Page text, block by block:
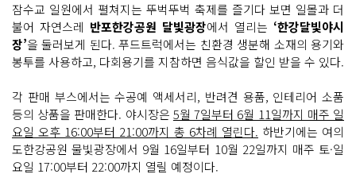
잠수교 일원에서 펼쳐지는 뚜벅뚜벅 축제를 즐기다 보면 일몰과 더
불어 자연스레 반포한강공원 달빛광장에서 열리는 ‘한강달빛야시
장’을 둘러보게 된다. 푸드트럭에서는 친환경 생분해 소재의 용기와
봉투를 사용하고, 다회용기를 지참하면 음식값을 할인 받을 수 있다.
각 판매 부스에서는 수공예 액세서리, 반려견 용품, 인테리어 소품
등의 상품을 판매한다. 야시장은 5월 7일부터 6월 11일까지 매주 일
요일 오후 16:00부터 21:00까지 총 6차례 열린다. 하반기에는 여의
도한강공원 물빛광장에서 9월 16일부터 10월 22일까지 매주 토·일
요일 17:00부터 22:00까지 열릴 예정이다.